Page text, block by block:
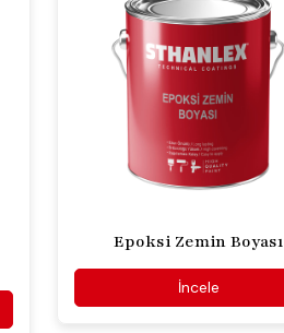
Epoksi Zemin Boyası
İncele